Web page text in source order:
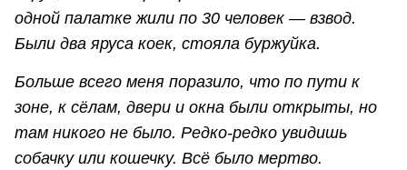
одной палатке жили по 30 человек — взвод.
Были два яруса коек, стояла буржуйка.
Больше всего меня поразило, что по пути к
зоне, к сёлам, двери и окна были открыты, но
там никого не было. Редко-редко увидишь
собачку или кошечку. Всё было мертво.